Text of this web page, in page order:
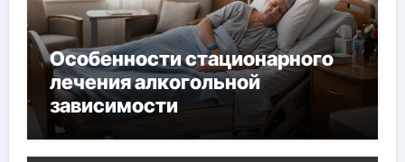
Особенности стационарного
лечения алкогольной
зависимости